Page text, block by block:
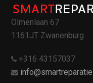
Olmenlaan 67
1161JT Zwanenburg
+316 43157037